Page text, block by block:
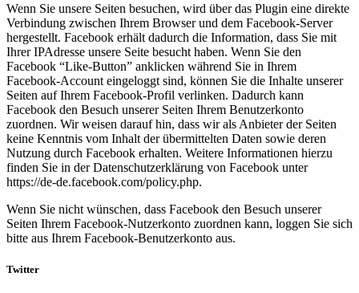
Wenn Sie unsere Seiten besuchen, wird über das Plugin eine direkte
Verbindung zwischen Ihrem Browser und dem Facebook-Server
hergestellt. Facebook erhält dadurch die Information, dass Sie mit
Ihrer IPAdresse unsere Seite besucht haben. Wenn Sie den
Facebook “Like-Button” anklicken während Sie in Ihrem
Facebook-Account eingeloggt sind, können Sie die Inhalte unserer
Seiten auf Ihrem Facebook-Profil verlinken. Dadurch kann
Facebook den Besuch unserer Seiten Ihrem Benutzerkonto
zuordnen. Wir weisen darauf hin, dass wir als Anbieter der Seiten
keine Kenntnis vom Inhalt der übermittelten Daten sowie deren
Nutzung durch Facebook erhalten. Weitere Informationen hierzu
finden Sie in der Datenschutzerklärung von Facebook unter
https://de-de.facebook.com/policy.php.
Wenn Sie nicht wünschen, dass Facebook den Besuch unserer
Seiten Ihrem Facebook-Nutzerkonto zuordnen kann, loggen Sie sich
bitte aus Ihrem Facebook-Benutzerkonto aus.
Twitter